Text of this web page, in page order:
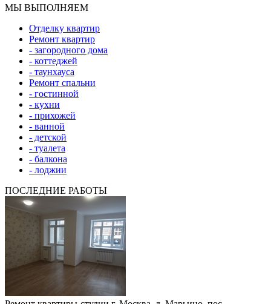
МЫ ВЫПОЛНЯЕМ
Отделку квартир
Ремонт квартир
- загородного дома
- коттеджей
- таунхауса
Ремонт спальни
- гостинной
- кухни
- прихожей
- ванной
- детской
- туалета
- балкона
- лоджии
ПОСЛЕДНИЕ РАБОТЫ